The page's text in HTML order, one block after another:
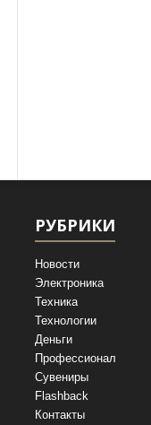
РУБРИКИ
Новости
Электроника
Техника
Технологии
Деньги
Профессионал
Сувениры
Flashback
Контакты